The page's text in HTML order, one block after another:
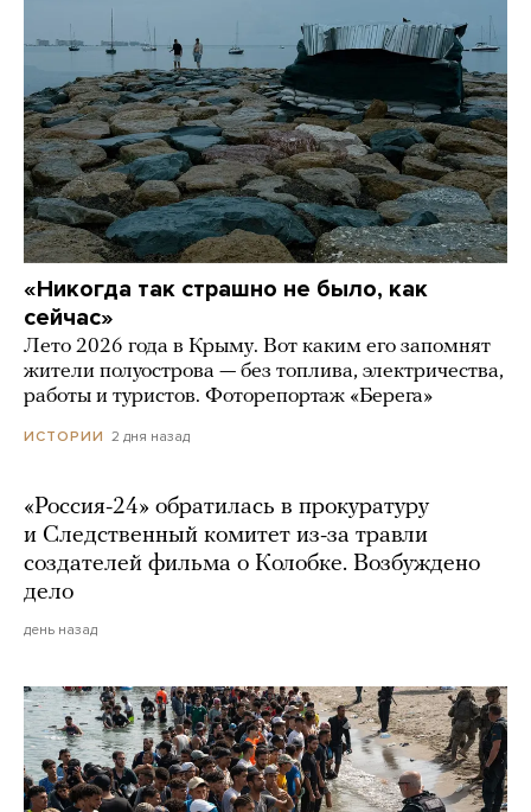
«Никогда так страшно не было, как
сейчас»
Лето 2026 года в Крыму. Вот каким его запомнят
жители полуострова — без топлива, электричества,
работы и туристов. Фоторепортаж «Берега»
ИСТОРИИ 2 дня назад
«Россия-24» обратилась в прокуратуру
и Следственный комитет из-за травли
создателей фильма о Колобке. Возбуждено
дело
день назад